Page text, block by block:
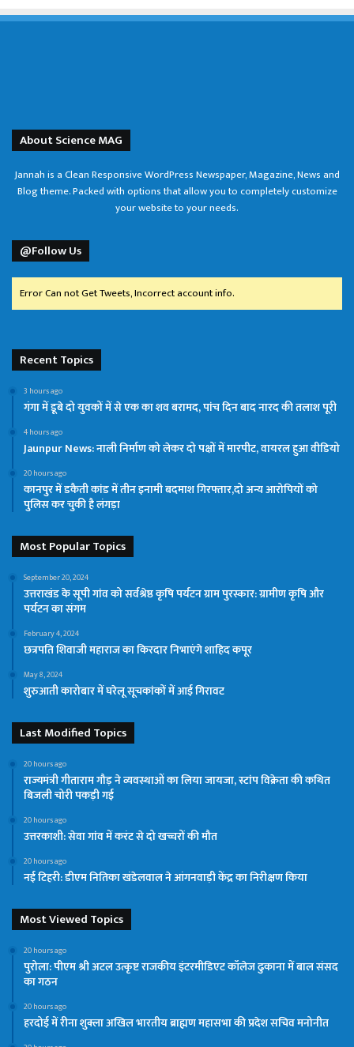
About Science MAG
Jannah is a Clean Responsive WordPress Newspaper, Magazine, News and
Blog theme. Packed with options that allow you to completely customize
your website to your needs.
@Follow Us
Error Can not Get Tweets, Incorrect account info.
Recent Topics
3 hours ago
गंगा में डूबे दो युवकों में से एक का शव बरामद, पांच दिन बाद नारद की तलाश पूरी
4 hours ago
Jaunpur News: नाली निर्माण को लेकर दो पक्षों में मारपीट, वायरल हुआ वीडियो
20 hours ago
कानपुर में डकैती कांड में तीन इनामी बदमाश गिरफ्तार,दो अन्य आरोपियों को
पुलिस कर चुकी है लंगड़ा
Most Popular Topics
September 20, 2024
उत्तराखंड के सूपी गांव को सर्वश्रेष्ठ कृषि पर्यटन ग्राम पुरस्कार: ग्रामीण कृषि और
पर्यटन का संगम
February 4, 2024
छत्रपति शिवाजी महाराज का किरदार निभाएंगे शाहिद कपूर
May 8, 2024
शुरुआती कारोबार में घरेलू सूचकांकों में आई गिरावट
Last Modified Topics
20 hours ago
राज्यमंत्री गीताराम गौड़ ने व्यवस्थाओं का लिया जायजा, स्टांप विक्रेता की कथित
बिजली चोरी पकड़ी गई
20 hours ago
उत्तरकाशी: सेवा गांव में करंट से दो खच्चरों की मौत
20 hours ago
नई टिहरी: डीएम नितिका खंडेलवाल ने आंगनवाड़ी केंद्र का निरीक्षण किया
Most Viewed Topics
20 hours ago
पुरोला: पीएम श्री अटल उत्कृष्ट राजकीय इंटरमीडिएट कॉलेज ढुकाना में बाल संसद
का गठन
20 hours ago
हरदोई में रीना शुक्ला अखिल भारतीय ब्राह्मण महासभा की प्रदेश सचिव मनोनीत